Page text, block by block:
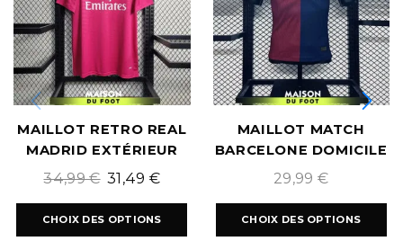
MAILLOT RETRO REAL
MADRID EXTÉRIEUR
2014/2015
34,99€ 31,49 €
CHOIX DES OPTIONS
MAILLOT MATCH
BARCELONE DOMICILE
2024/2025
29,99 €
CHOIX DES OPTIONS